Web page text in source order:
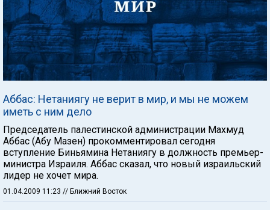
Аббас: Нетаниягу не верит в мир, и мы не можем
иметь с ним дело
Председатель палестинской администрации Махмуд
Аббас (Абу Мазен) прокомментировал сегодня
вступление Биньямина Нетаниягу в должность премьер-
министра Израиля. Аббас сказал, что новый израильский
лидер не хочет мира.
01.04.2009 11:23 // Ближний Восток